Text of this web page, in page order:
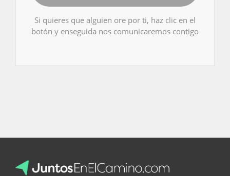
Si quieres que alguien ore por ti, haz clic en el
botón y enseguida nos comunicaremos contigo